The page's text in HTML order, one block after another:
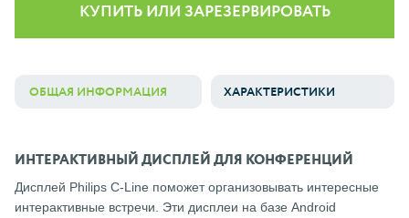
КУПИТЬ ИЛИ ЗАРЕЗЕРВИРОВАТЬ
ОБЩАЯ ИНФОРМАЦИЯ ХАРАКТЕРИСТИКИ
ИНТЕРАКТИВНЫЙ ДИСПЛЕЙ ДЛЯ КОНФЕРЕНЦИЙ
Дисплей Philips C-Line поможет организовывать интересные
интерактивные встречи. Эти дисплеи на базе Android